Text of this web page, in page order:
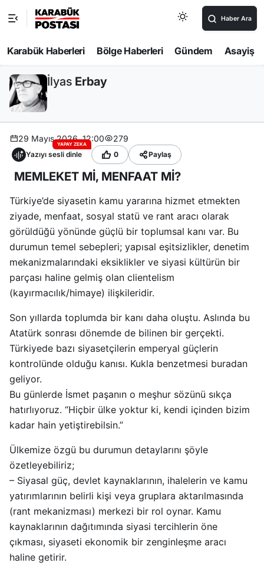
Haber Ara
Karabük Haberleri Bölge Haberleri Gündem Asayiş
İlyas Erbay
29 Mayıs 2026, 12:00 279
YAPAY ZEKA
Yazıyı sesli dinle 0 Paylaş
MEMLEKET Mİ, MENFAAT Mİ?
Türkiye’de siyasetin kamu yararına hizmet etmekten
ziyade, menfaat, sosyal statü ve rant aracı olarak
görüldüğü yönünde güçlü bir toplumsal kanı var. Bu
durumun temel sebepleri; yapısal eşitsizlikler, denetim
mekanizmalarındaki eksiklikler ve siyasi kültürün bir
parçası haline gelmiş olan clientelism
(kayırmacılık/himaye) ilişkileridir.
Son yıllarda toplumda bir kanı daha oluştu. Aslında bu
Atatürk sonrası dönemde de bilinen bir gerçekti.
Türkiyede bazı siyasetçilerin emperyal güçlerin
kontrolünde olduğu kanısı. Kukla benzetmesi buradan
geliyor.
Bu günlerde İsmet paşanın o meşhur sözünü sıkça
hatırlıyoruz. “Hiçbir ülke yoktur ki, kendi içinden bizim
kadar hain yetiştirebilsin.”
Ülkemize özgü bu durumun detaylarını şöyle
özetleyebiliriz;
– Siyasal güç, devlet kaynaklarının, ihalelerin ve kamu
yatırımlarının belirli kişi veya gruplara aktarılmasında
(rant mekanizması) merkezi bir rol oynar. Kamu
kaynaklarının dağıtımında siyasi tercihlerin öne
çıkması, siyaseti ekonomik bir zenginleşme aracı
haline getirir.